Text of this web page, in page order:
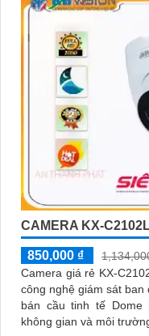
CAMERA KX-
850,000 ₫
Camera giá rẻ KX-
công nghệ giám sát ban đêm
bán cầu tinh tế Dome
không gian và môi